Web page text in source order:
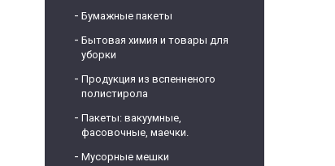
Бумажные пакеты
Бытовая химия и товары для
уборки
Продукция из вспенненого
полистирола
Пакеты: вакуумные,
фасовочные, маечки.
Мусорные мешки